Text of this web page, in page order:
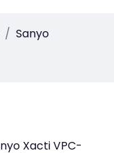
Sanyo